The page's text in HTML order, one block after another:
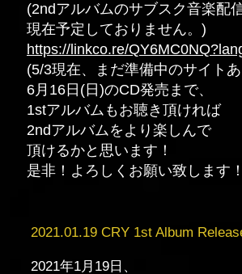
2021.01.19 CRY 1st Album
2021年1月19日、
(2ndアルバムのサブスク音楽配
現在予定しておりません。)
https://linkco.re/
(5/3現在、まだ準備中のサイト
6月16日(日)のCD発売まで、
1stアルバムもお聴き頂ければ
2ndアルバムをより楽しんで
頂けるかと思います！
是非！よろしくお願い致します